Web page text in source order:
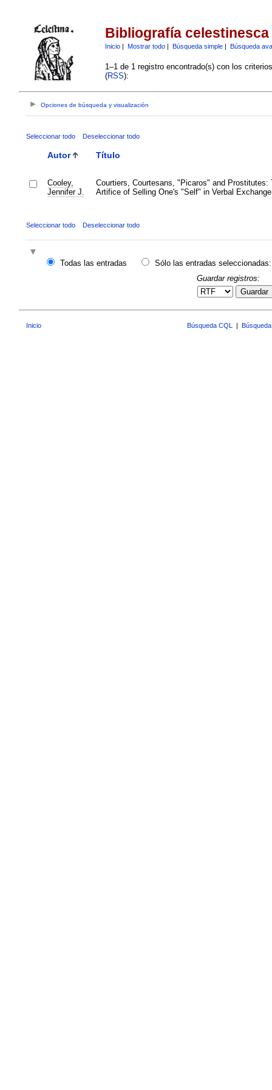
Bibliografía celestinesca
Inicio| Mostrar todo| Búsqueda simple| Búsqueda
1–1 de 1 registro encontrado(s) con los
(RSS):
Opciones de búsqueda y visualización
Seleccionar todo Deseleccionar todo
Autor Título
Cooley,
Jennifer J.
Courtiers, Courtesans, "Picaros" and Prostitutes:
Artifice of Selling One's "Self" in Verbal Exchange
Seleccionar todo Deseleccionar todo
Todas las entradas
Sólo las entradas seleccionadas:
Guardar registros:
Guardar
Inicio Búsqueda CQL